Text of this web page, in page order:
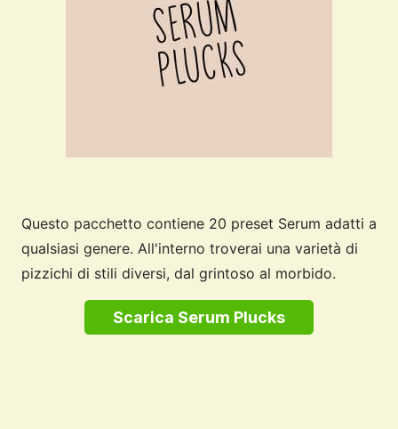
Questo pacchetto contiene 20 preset Serum adatti a
qualsiasi genere. All'interno troverai una varietà di
pizzichi di stili diversi, dal grintoso al morbido.
Scarica Serum Plucks